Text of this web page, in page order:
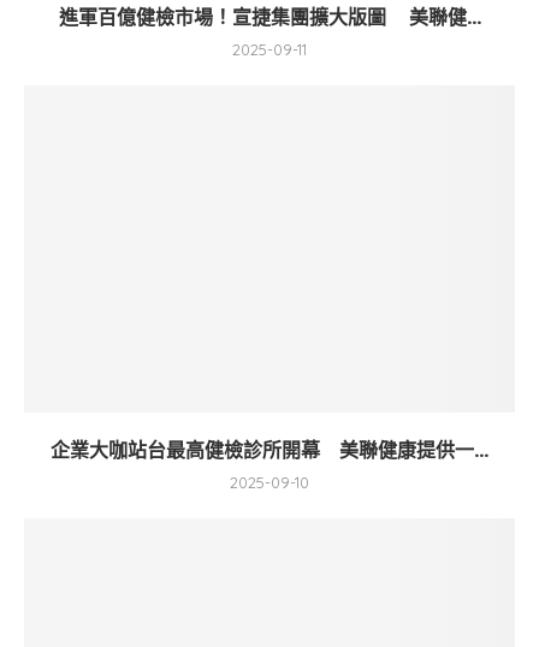
進軍百億健檢市場！宣捷集團擴大版圖 美聯健...
2025-09-11
企業大咖站台最高健檢診所開幕 美聯健康提供一...
2025-09-10